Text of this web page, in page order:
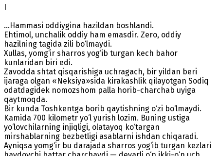
I
...Hammasi oddiygina hazildan boshlandi.
Ehtimol, unchalik oddiy ham emasdir. Zero, oddiy
hazilning tagida zili bo‘lmaydi.
Xullas, yomg‘ir sharros yog‘ib turgan kech bahor
kunlaridan biri edi.
Zavodda shtat qisqarishiga uchragach, bir yildan beri
ijaraga olgan «Neksiya»sida kirakashlik qilayotgan Sodiq
odatdagidek nomozshom palla horib-charchab uyiga
qaytmoqda.
Bir kunda Toshkentga borib qaytishning o‘zi bo‘lmaydi.
Kamida 700 kilometr yo‘l yurish lozim. Buning ustiga
yo‘lovchilarning injiqligi, olatayoq ko‘targan
mirshablarning bezbetligi asablarni ishdan chiqaradi.
Ayniqsa yomg‘ir bu darajada sharros yog‘ib turgan kezlari